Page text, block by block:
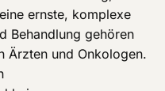
ernste, komplexe
Behandlung gehören
Ärzten und Onkologen.